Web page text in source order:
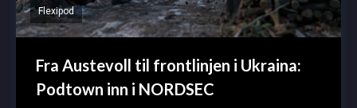
Flexipod
Fra Austevoll til frontlinjen i Ukraina:
Podtown inn i NORDSEC